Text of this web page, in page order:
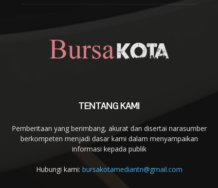
TENTANG KAMI
Pemberitaan yang berimbang, akurat dan disertai narasumber
berkompeten menjadi dasar kami dalam menyampaikan
informasi kepada publik
Hubungi kami: bursakotamediantn@gmail.com